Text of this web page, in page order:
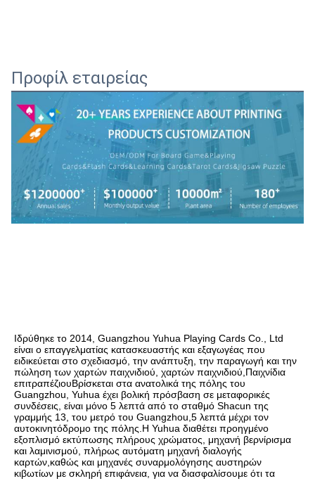
Προφίλ εταιρείας
Ιδρύθηκε το 2014, Guangzhou Yuhua Playing Cards Co., Ltd
είναι ο επαγγελματίας κατασκευαστής και εξαγωγέας που
ειδικεύεται στο σχεδιασμό, την ανάπτυξη, την παραγωγή και την
πώληση των χαρτών παιχνιδιού, χαρτών παιχνιδιού,Παιχνίδια
επιτραπέζιουΒρίσκεται στα ανατολικά της πόλης του
Guangzhou, Yuhua έχει βολική πρόσβαση σε μεταφορικές
συνδέσεις, είναι μόνο 5 λεπτά από το σταθμό Shacun της
γραμμής 13, του μετρό του Guangzhou,5 λεπτά μέχρι τον
αυτοκινητόδρομο της πόλης.Η Yuhua διαθέτει προηγμένο
εξοπλισμό εκτύπωσης πλήρους χρώματος, μηχανή βερνίρισμα
και λαμινισμού, πλήρως αυτόματη μηχανή διαλογής
καρτών,καθώς και μηχανές συναρμολόγησης αυστηρών
κιβωτίων με σκληρή επιφάνεια, για να διασφαλίσουμε ότι τα